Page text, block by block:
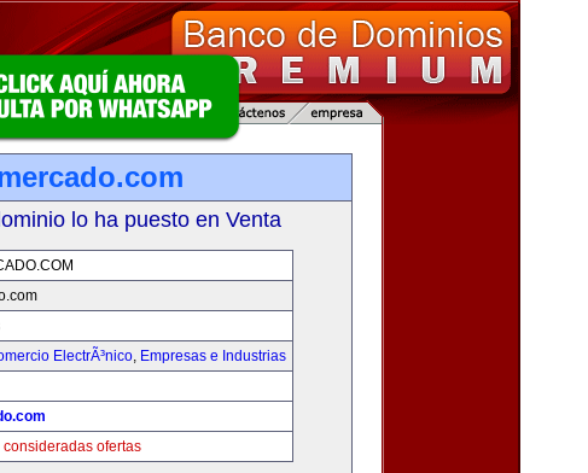
lo ha puesto en Venta
ElectrÃ³nico, Empresas e Industrias
consideradas ofertas